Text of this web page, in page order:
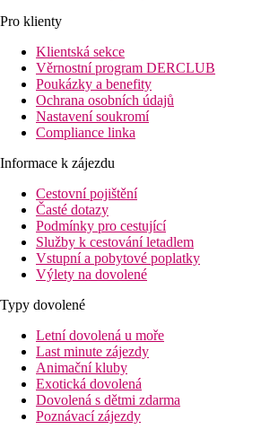
Pro klienty
Klientská sekce
Věrnostní program DERCLUB
Poukázky a benefity
Ochrana osobních údajů
Nastavení soukromí
Compliance linka
Informace k zájezdu
Cestovní pojištění
Časté dotazy
Podmínky pro cestující
Služby k cestování letadlem
Vstupní a pobytové poplatky
Výlety na dovolené
Typy dovolené
Letní dovolená u moře
Last minute zájezdy
Animační kluby
Exotická dovolená
Dovolená s dětmi zdarma
Poznávací zájezdy